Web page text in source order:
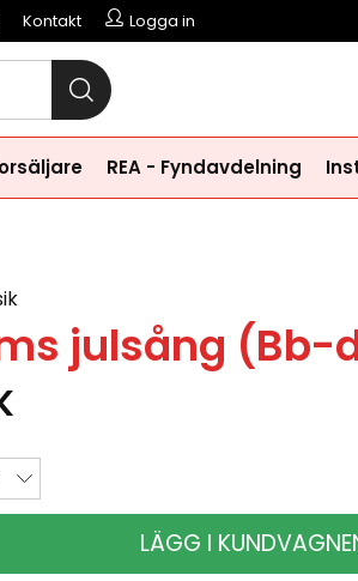
Kontakt Logga in
REA - Fyndavdelning
julsång (Bb-
LÄGG I